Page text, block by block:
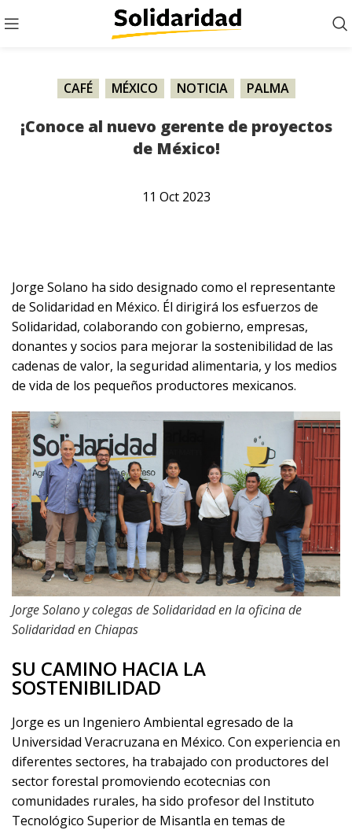
CAFÉ MÉXICO NOTICIA PALMA
¡Conoce al nuevo gerente de proyectos
de México!
11 Oct 2023
Jorge Solano ha sido designado como el representante
de Solidaridad en México. Él dirigirá los esfuerzos de
Solidaridad, colaborando con gobierno, empresas,
donantes y socios para mejorar la sostenibilidad de las
cadenas de valor, la seguridad alimentaria, y los medios
de vida de los pequeños productores mexicanos.
Jorge Solano y colegas de Solidaridad en la oficina de
Solidaridad en Chiapas
SU CAMINO HACIA LA
SOSTENIBILIDAD
Jorge es un Ingeniero Ambiental egresado de la
Universidad Veracruzana en México. Con experiencia en
diferentes sectores, ha trabajado con productores del
sector forestal promoviendo ecotecnias con
comunidades rurales, ha sido profesor del Instituto
Tecnológico Superior de Misantla en temas de